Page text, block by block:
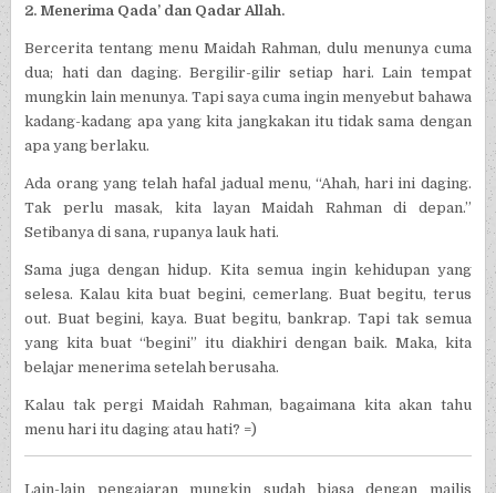
2. Menerima Qada’ dan Qadar Allah.
Bercerita tentang menu Maidah Rahman, dulu menunya cuma
dua; hati dan daging. Bergilir-gilir setiap hari. Lain tempat
mungkin lain menunya. Tapi saya cuma ingin menyebut bahawa
kadang-kadang apa yang kita jangkakan itu tidak sama dengan
apa yang berlaku.
Ada orang yang telah hafal jadual menu, “Ahah, hari ini daging.
Tak perlu masak, kita layan Maidah Rahman di depan.”
Setibanya di sana, rupanya lauk hati.
Sama juga dengan hidup. Kita semua ingin kehidupan yang
selesa. Kalau kita buat begini, cemerlang. Buat begitu, terus
out. Buat begini, kaya. Buat begitu, bankrap. Tapi tak semua
yang kita buat “begini” itu diakhiri dengan baik. Maka, kita
belajar menerima setelah berusaha.
Kalau tak pergi Maidah Rahman, bagaimana kita akan tahu
menu hari itu daging atau hati? =)
Lain-lain pengajaran mungkin sudah biasa dengan majlis